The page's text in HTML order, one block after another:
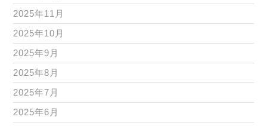
2025年11月
2025年10月
2025年9月
2025年8月
2025年7月
2025年6月